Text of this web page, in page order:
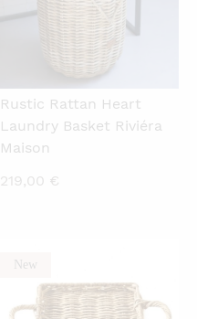
Rustic Rattan Heart
Laundry Basket Riviéra
Maison
219,00 €
New